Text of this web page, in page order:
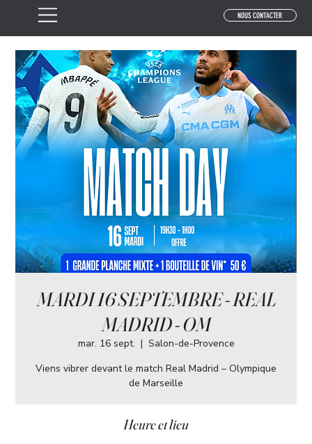
NOUS CONTACTER
MARDI 16 SEPTEMBRE - REAL
MADRID - OM
mar. 16 sept.
  |
Salon-de-Provence
Viens vibrer devant le match Real Madrid – Olympique
de Marseille
Heure et lieu